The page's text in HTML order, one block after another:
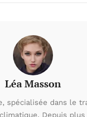
Léa Masson
spécialisée dans le
Depuis